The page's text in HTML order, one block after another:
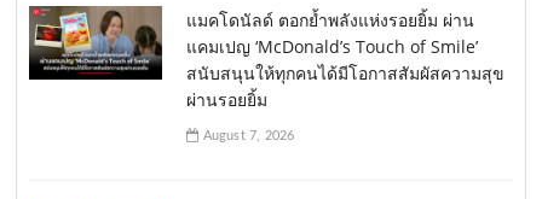
แมคโดนัลด์ ตอกย้ำพลังแห่งรอยยิ้ม ผ่าน
แคมเปญ ‘McDonald’s Touch of Smile’
สนับสนุนให้ทุกคนได้มีโอกาสสัมผัสความสุข
ผ่านรอยยิ้ม
August 7, 2026